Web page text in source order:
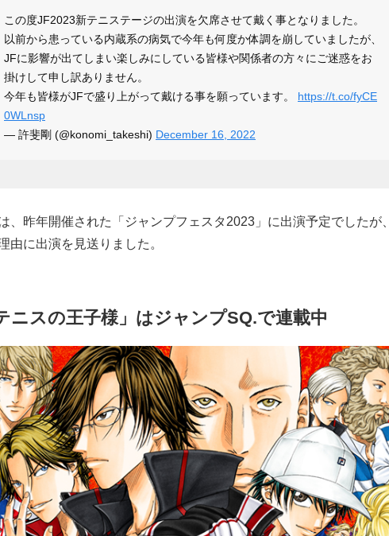
この度JF2023新テニステージの出演を欠席させて戴く事となりました。
以前から患っている内蔵系の病気で今年も何度か体調を崩していましたが、
JFに影響が出てしまい楽しみにしている皆様や関係者の方々にご迷惑をお
掛けして申し訳ありません。
今年も皆様がJFで盛り上がって戴ける事を願っています。 https://t.co/fyCE
0WLnsp
— 許斐剛 (@konomi_takeshi) December 16, 2022
、昨年開催された「ジャンプフェスタ2023」に出演予定でしたが、
由に出演を見送りました。
ニスの王子様」はジャンプSQ.で連載中